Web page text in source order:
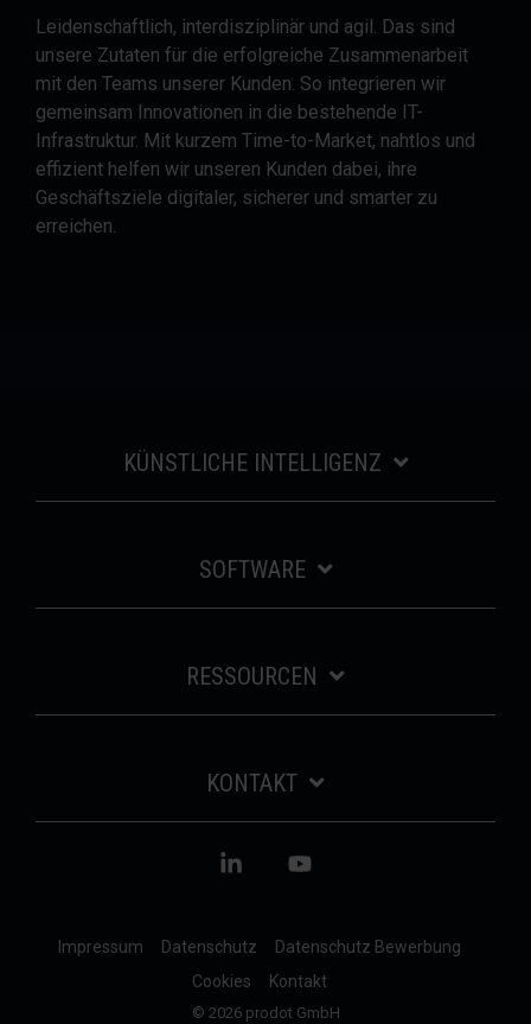
Leidenschaftlich, interdisziplinär und agil. Das sind
unsere Zutaten für die erfolgreiche Zusammenarbeit
mit den Teams unserer Kunden. So integrieren wir
gemeinsam Innovationen in die bestehende IT-
Infrastruktur. Mit kurzem Time-to-Market, nahtlos und
effizient helfen wir unseren Kunden dabei, ihre
Geschäftsziele digitaler, sicherer und smarter zu
erreichen.
KÜNSTLICHE INTELLIGENZ
SOFTWARE
RESSOURCEN
KONTAKT
Impressum Datenschutz
Datenschutz Bewerbung
Cookies
Kontakt
© 2026 prodot GmbH
Linkedin